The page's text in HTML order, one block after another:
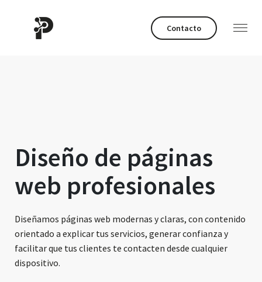
Contacto
Diseño de páginas
web profesionales
Diseñamos páginas web modernas y claras, con contenido
orientado a explicar tus servicios, generar confianza y
facilitar que tus clientes te contacten desde cualquier
dispositivo.